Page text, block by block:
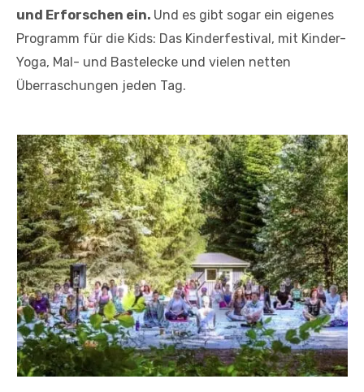
und Erforschen ein. Und es gibt sogar ein eigenes
Programm für die Kids: Das Kinderfestival, mit Kinder-
Yoga, Mal- und Bastelecke und vielen netten
Überraschungen jeden Tag.